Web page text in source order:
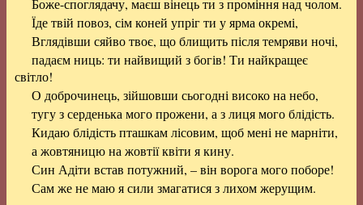
Боже-споглядачу, маєш вінець ти з проміння над чолом.
Їде твій повоз, сім коней упріг ти у ярма окремі,
Вглядівши сяйво твоє, що блищить після темряви ночі,
падаєм ниць: ти найвищий з богів! Ти найкращеє
світло!
О доброчинець, зійшовши сьогодні високо на небо,
тугу з серденька мого прожени, а з лиця мого блідість.
Кидаю блідість пташкам лісовим, щоб мені не марніти,
а жовтяницю на жовтії квіти я кину.
Син Адіти встав потужний, – він ворога мого поборе!
Сам же не маю я сили змагатися з лихом жерущим.